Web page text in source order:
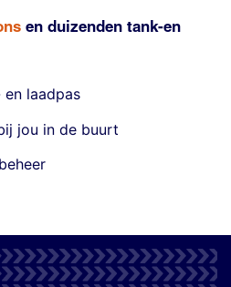
en duizenden tank-en
laadpas
jou in de buurt